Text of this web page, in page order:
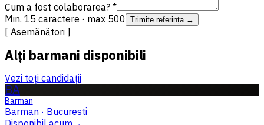
Cum a fost colaborarea? *
Min. 15 caractere · max 500
Trimite referința →
[ Asemănători ]
Alți barmani disponibili
Vezi toți candidații
BA
Barman
Barman · Bucuresti